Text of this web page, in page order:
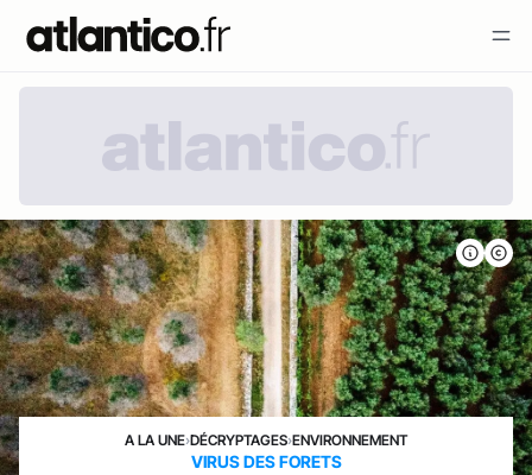
A LA UNE›DÉCRYPTAGES›ENVIRONNEMENT
VIRUS DES FORETS